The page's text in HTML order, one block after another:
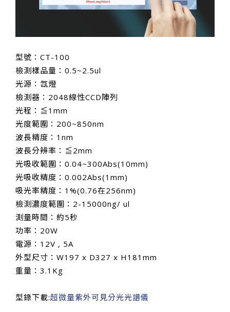
型號：CT-100
檢測樣品量：0.5~2.5ul
光源：氙燈
檢測器：2048線性CCD陣列
光程：≦1mm
光度範圍：200~850nm
波長精度：1nm
波長分辨率：≦2mm
光吸收範圍：0.04~300Abs(10mm)
光吸收精度：0.002Abs(1mm)
吸光率精度：1%(0.76在256nm)
檢測濃度範圍：2-15000ng/ ul
測量時間：約5秒
功率：20W
電源：12V , 5A
外型尺寸：W197 x D327 x H181mm
重量：3.1Kg
型錄下載:超微量紫外可見分光光譜儀